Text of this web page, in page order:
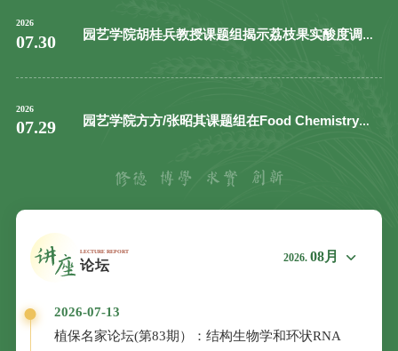
2026
07.30
园艺学院胡桂兵教授课题组揭示荔枝果实酸度调控
2026
07.29
园艺学院方方/张昭其课题组在Food Chemistry发
2026 08月
2026-07-13
植保名家论坛(第83期）：结构生物学和环状RNA